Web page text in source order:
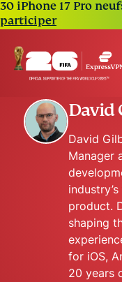
30 iPhone 17 Pro
participer
David
David
Manager
product.
shaping
for iOS,
20 years